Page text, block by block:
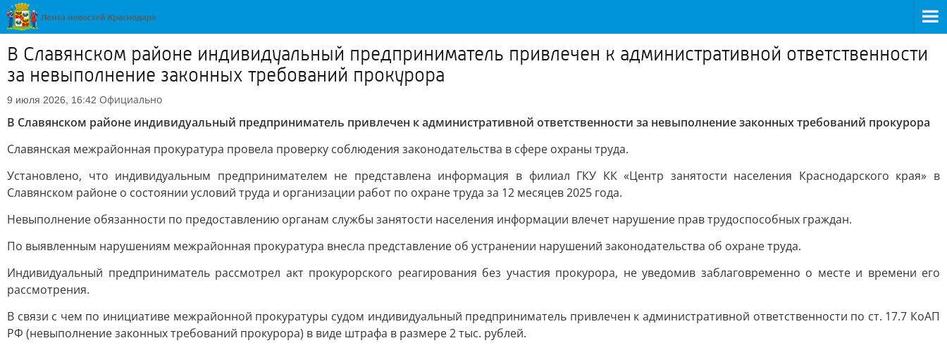
В Славянском районе индивидуальный предприниматель привлечен к административной ответственности
за невыполнение законных требований прокурора
9 июля 2026, 16:42 Официально
В Славянском районе индивидуальный предприниматель привлечен к административной ответственности за невыполнение законных требований прокурора
Славянская межрайонная прокуратура провела проверку соблюдения законодательства в сфере охраны труда.
Установлено, что индивидуальным предпринимателем не представлена информация в филиал ГКУ КК «Центр занятости населения Краснодарского края» в
Славянском районе о состоянии условий труда и организации работ по охране труда за 12 месяцев 2025 года.
Невыполнение обязанности по предоставлению органам службы занятости населения информации влечет нарушение прав трудоспособных граждан.
По выявленным нарушениям межрайонная прокуратура внесла представление об устранении нарушений законодательства об охране труда.
Индивидуальный предприниматель рассмотрел акт прокурорского реагирования без участия прокурора, не уведомив заблаговременно о месте и времени его
рассмотрения.
В связи с чем по инициативе межрайонной прокуратуры судом индивидуальный предприниматель привлечен к административной ответственности по ст. 17.7 КоАП
РФ (невыполнение законных требований прокурора) в виде штрафа в размере 2 тыс. рублей.